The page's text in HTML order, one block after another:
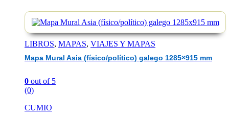
LIBROS, MAPAS, VIAJES Y MAPAS
Mapa Mural Asia (físico/político) galego 1285×915 mm
0 out of 5
(0)
CUMIO